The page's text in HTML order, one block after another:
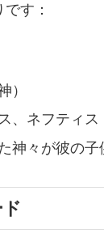
す：
）
、ネフティス
神々が彼の